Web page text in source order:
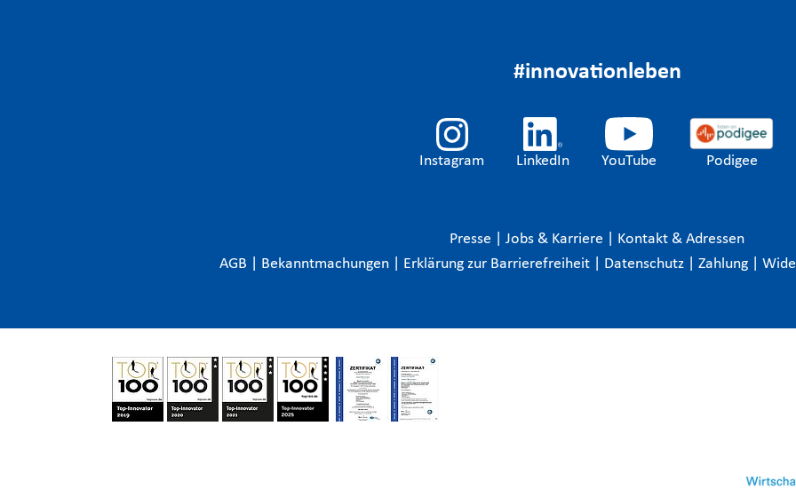
#innovationleben
Instagram LinkedIn YouTube Podigee
Presse Jobs & Karriere
Kontakt & Adressen
AGB
Bekanntmachungen Erklärung zur Barrierefreiheit Datenschutz Zahlung